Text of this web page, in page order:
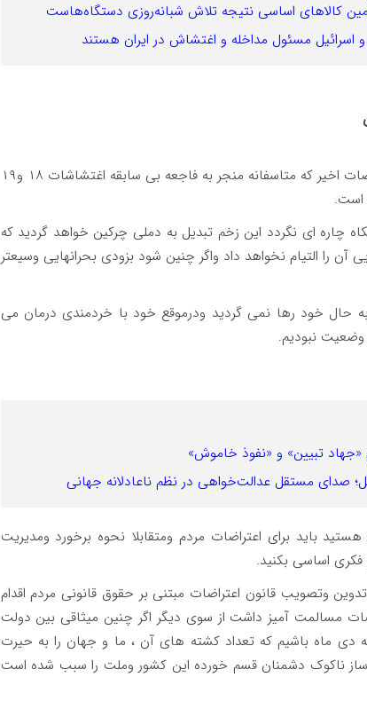
کالاهای اساسی نتیجه تلاش شبانه‌روزی دستگاه‌هاست
مسئول مداخله و اغتشاش در ایران هستند
همانطور که مستحضرید وقایع بسیار تلخ وناگواراعتراضات اخیر که متاسفانه منجر به فاجعه بی سابقه اغتشاشات ۱۸ و۱۹
است.
چاره ای نگردد این زخم تبدیل به دملی چرکین خواهد گردید که
را التیام نخواهد داد واگر چنین شود بزودی بحرانهایی وسیعتر
حوادث سالهای ۷۸ ، ۸۸ ، ۹۸ ونهایتا ۴۰۱ به حال خود رها نمی گردید ودرموقع خود با خردمندی درمان می
وضعیت نبودیم.
تبیین» و «نفوذ خاموش»
صدای مستقل عدالت‌خواهی در نظم ناعادلانه جهانی
باید برای اعتراضات مردم ومتقابلا نحوه برخورد ومدیریت
فکری اساسی بکنید.
وتصویب قانون اعتراضات مبتنی بر حقوق قانونی مردم اقدام
مسالمت آمیز داشت از سوی دیگر اگر چنین میثاقی بین دولت
دی ماه باشیم که تعداد کشته های آن ، ما و جهان را به حیرت
ناکوک دشمنان قسم خورده این کشور وملت را سبب شده است